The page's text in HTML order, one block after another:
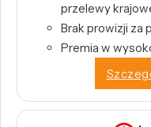
przelewy
Brak prowizji za
Premia w